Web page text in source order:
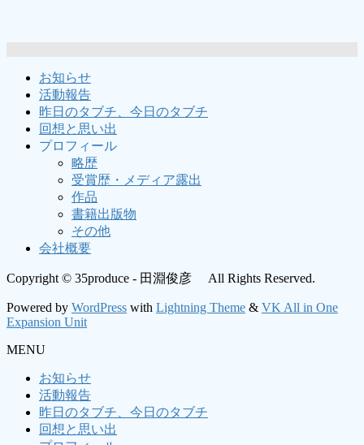
お知らせ
活動報告
昨日のタブチ、今日のタブチ
回想と思い出
プロフィール
略歴
受賞歴・メディア露出
作品
書籍出版物
その他
会社概要
Copyright © 35produce - 田淵俊彦 All Rights Reserved.
Powered by WordPress with Lightning Theme & VK All in One
Expansion Unit
MENU
お知らせ
活動報告
昨日のタブチ、今日のタブチ
回想と思い出